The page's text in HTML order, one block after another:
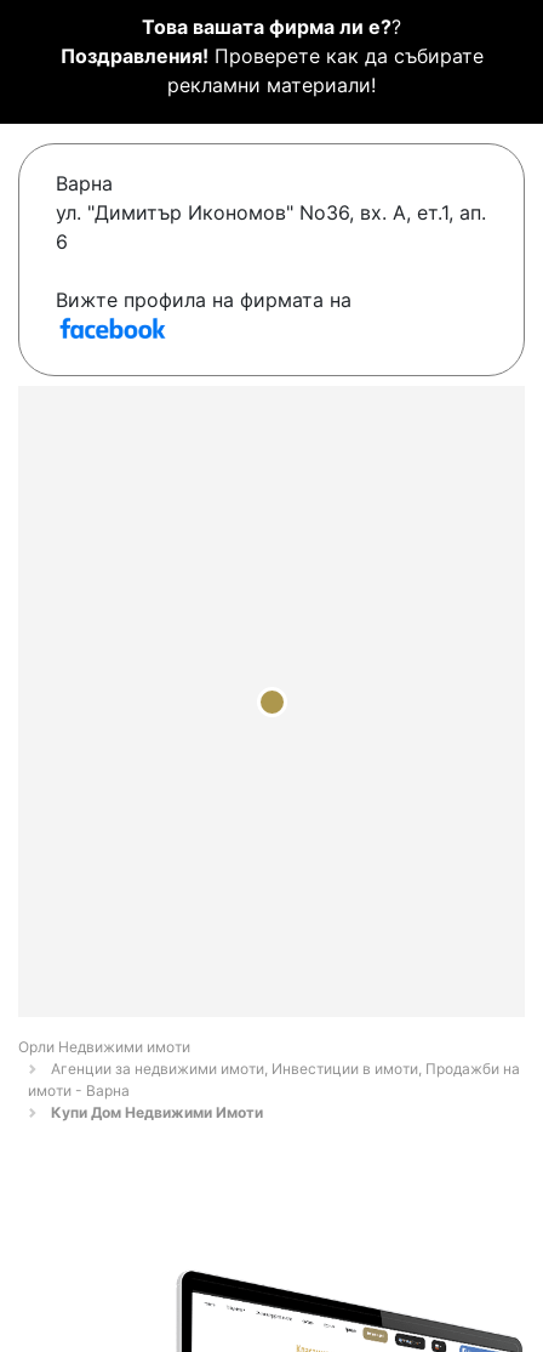
Това вашата фирма ли е??
Поздравления! Проверете как да събирате
рекламни материали!
Варна
ул. "Димитър Икономов" No36, вх. А, ет.1, ап.
6
Вижте профила на фирмата на
Орли Недвижими имоти
Агенции за недвижими имоти, Инвестиции в имоти, Продажби на
имоти - Варна
Купи Дом Недвижими Имоти